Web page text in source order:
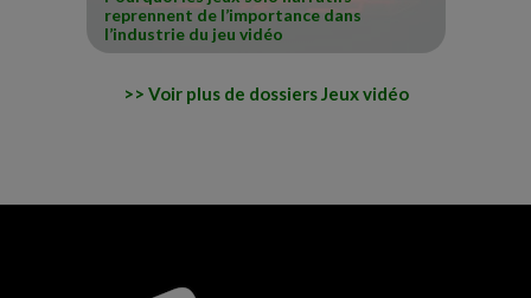
reprennent de l’importance dans
l’industrie du jeu vidéo
Voir plus de dossiers Jeux vidéo